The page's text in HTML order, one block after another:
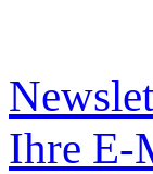
Ihre E-